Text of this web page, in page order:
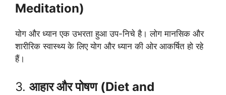
Meditation)
योग और ध्यान एक उभरता हुआ उप-निचे है। लोग मानसिक और
शारीरिक स्वास्थ्य के लिए योग और ध्यान की ओर आकर्षित हो रहे
हैं।
3. आहार और पोषण (Diet and